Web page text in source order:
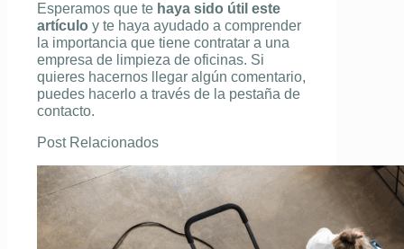
Esperamos que te haya sido útil este
artículo y te haya ayudado a comprender
la importancia que tiene contratar a una
empresa de limpieza de oficinas. Si
quieres hacernos llegar algún comentario,
puedes hacerlo a través de la pestaña de
contacto.
Post Relacionados